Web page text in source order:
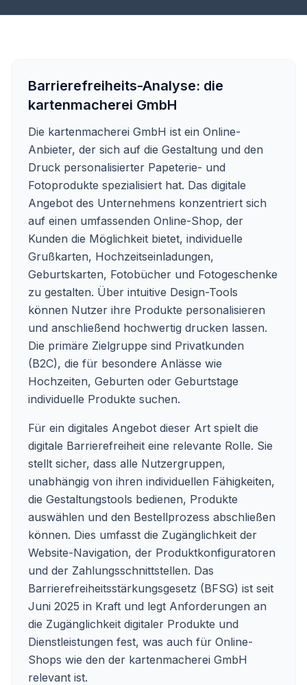
Barrierefreiheits-Analyse: die
kartenmacherei GmbH
Die kartenmacherei GmbH ist ein Online-
Anbieter, der sich auf die Gestaltung und den
Druck personalisierter Papeterie- und
Fotoprodukte spezialisiert hat. Das digitale
Angebot des Unternehmens konzentriert sich
auf einen umfassenden Online-Shop, der
Kunden die Möglichkeit bietet, individuelle
Grußkarten, Hochzeitseinladungen,
Geburtskarten, Fotobücher und Fotogeschenke
zu gestalten. Über intuitive Design-Tools
können Nutzer ihre Produkte personalisieren
und anschließend hochwertig drucken lassen.
Die primäre Zielgruppe sind Privatkunden
(B2C), die für besondere Anlässe wie
Hochzeiten, Geburten oder Geburtstage
individuelle Produkte suchen.
Für ein digitales Angebot dieser Art spielt die
digitale Barrierefreiheit eine relevante Rolle. Sie
stellt sicher, dass alle Nutzergruppen,
unabhängig von ihren individuellen Fähigkeiten,
die Gestaltungstools bedienen, Produkte
auswählen und den Bestellprozess abschließen
können. Dies umfasst die Zugänglichkeit der
Website-Navigation, der Produktkonfiguratoren
und der Zahlungsschnittstellen. Das
Barrierefreiheitsstärkungsgesetz (BFSG) ist seit
Juni 2025 in Kraft und legt Anforderungen an
die Zugänglichkeit digitaler Produkte und
Dienstleistungen fest, was auch für Online-
Shops wie den der kartenmacherei GmbH
relevant ist.